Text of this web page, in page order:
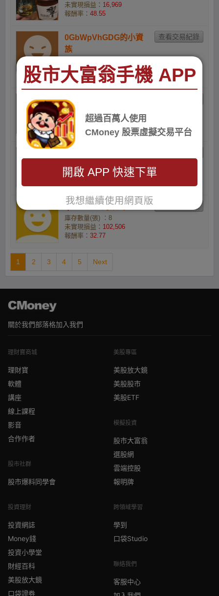
未實現損益： 16,969
報酬率： 48.55
0GbWpVhGDG的小資
族
未實現損益：49,506
報酬率：46.59
蔡鎮宇的Deer
庫存數量(張) ：4
未實現損益：65,774
報酬率：46.35
未實現損益： 13,865
qw204684的葉式基金
庫存數量(張) ：8
未實現損益： 102,506
報酬率： 32.77
1 2 3 4 5 Next
關於我們部落格加入我們
理財寶商城
理財寶
軟體
講座
線上課程
影音
合作作者
股市社群
股市爆料同學會
投資理財
投資網誌
Money錢
投資小學堂
財經百科
美股放大鏡
口袋證券
美股專區
美股放大鏡
美股股市
美股ETF
模擬投資
股市大富翁
選股網
雲端控股
報明牌
跨領域學習
學到
口袋Studio
聯絡我們
客服中心
股市大富翁手機 APP
超過百萬人使用
CMoney 股票虛擬交易平台
開啟 APP 快速下單
我想繼續使用網頁版